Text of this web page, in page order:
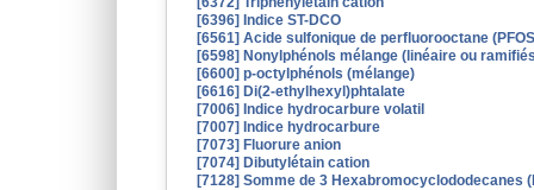
[6396] Indice ST-DCO
[6561] Acide sulfonique de perfluorooctane
[6598] Nonylphénols mélange (linéaire ou
[6600] p-octylphénols (mélange)
[6616] Di(2-ethylhexyl)phtalate
[7006] Indice hydrocarbure volatil
[7007] Indice hydrocarbure
[7073] Fluorure anion
[7074] Dibutylétain cation
[7128] Somme de 3 Hexabromocyclododecanes